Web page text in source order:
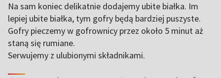
Na sam koniec delikatnie dodajemy ubite białka. Im
lepiej ubite białka, tym gofry będą bardziej puszyste.
Gofry pieczemy w gofrownicy przez około 5 minut aż
staną się rumiane.
Serwujemy z ulubionymi składnikami.